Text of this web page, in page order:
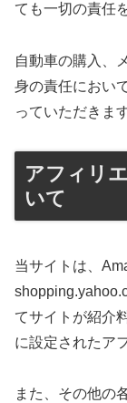
ても一切の責任
自動車の購入、
身の責任におい
っていただきま
アフィリ
いて
当サイトは、
てサイトが紹介
に設定されたア
また、その他の